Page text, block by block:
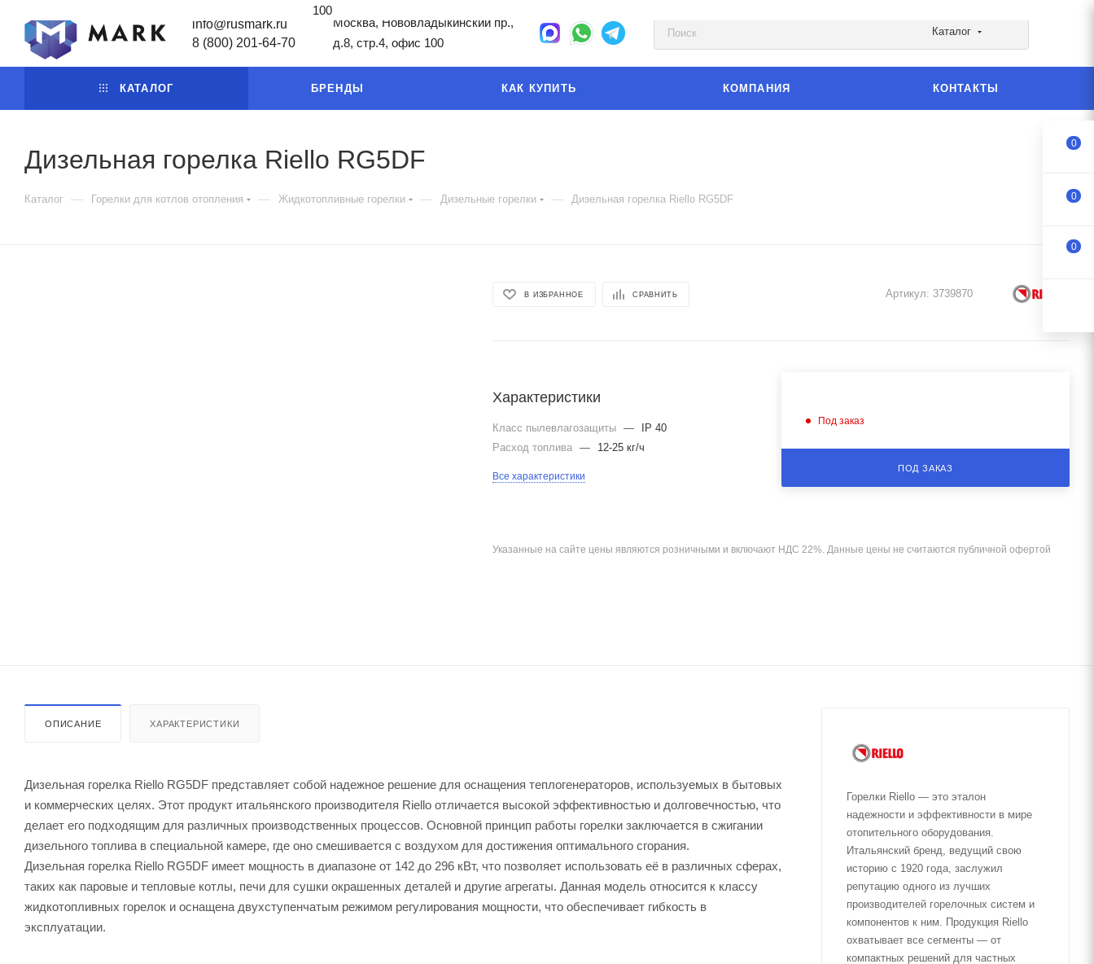
info@rusmark.ru
8 (800) 201-64-70
Москва, Нововладыкинский пр.,
д.8, стр.4, офис 100
Каталог
КАТАЛОГ БРЕНДЫ КАК КУПИТЬ КОМПАНИЯ КОНТАКТЫ
100
Дизельная горелка Riello RG5DF
Каталог — Горелки для котлов отопления — Жидкотопливные горелки — Дизельные горелки — Дизельная горелка Riello RG5DF
В ИЗБРАННОЕ СРАВНИТЬ Артикул: 3739870
Характеристики
Класс пылевлагозащиты —
IP 40
Расход топлива
— 12-25 кг/ч
Все характеристики
Под заказ
ПОД ЗАКАЗ
Указанные на сайте цены являются розничными и включают НДС 22%. Данные цены не считаются публичной офертой
ОПИСАНИЕ ХАРАКТЕРИСТИКИ
Дизельная горелка Riello RG5DF представляет собой надежное решение для оснащения теплогенераторов, используемых в бытовых
и коммерческих целях. Этот продукт итальянского производителя Riello отличается высокой эффективностью и долговечностью, что
делает его подходящим для различных производственных процессов. Основной принцип работы горелки заключается в сжигании
дизельного топлива в специальной камере, где оно смешивается с воздухом для достижения оптимального сгорания.
Дизельная горелка Riello RG5DF имеет мощность в диапазоне от 142 до 296 кВт, что позволяет использовать её в различных сферах,
таких как паровые и тепловые котлы, печи для сушки окрашенных деталей и другие агрегаты. Данная модель относится к классу
жидкотопливных горелок и оснащена двухступенчатым режимом регулирования мощности, что обеспечивает гибкость в
эксплуатации.
Горелки Riello — это эталон
надежности и эффективности в мире
отопительного оборудования.
Итальянский бренд, ведущий свою
историю с 1920 года, заслужил
репутацию одного из лучших
производителей горелочных систем и
компонентов к ним. Продукция Riello
охватывает все сегменты — от
компактных решений для частных
0
0
0